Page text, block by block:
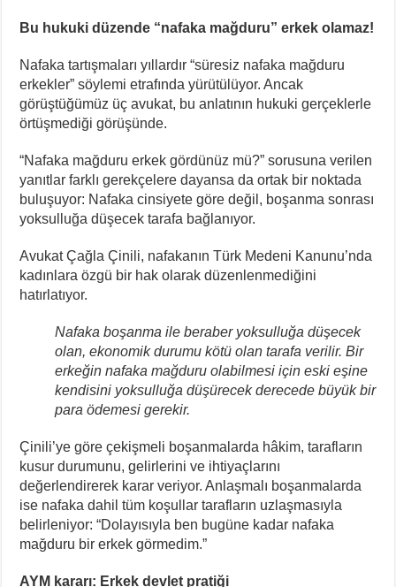
Bu hukuki düzende “nafaka mağduru” erkek olamaz!
Nafaka tartışmaları yıllardır “süresiz nafaka mağduru
erkekler” söylemi etrafında yürütülüyor. Ancak
görüştüğümüz üç avukat, bu anlatının hukuki gerçeklerle
örtüşmediği görüşünde.
“Nafaka mağduru erkek gördünüz mü?” sorusuna verilen
yanıtlar farklı gerekçelere dayansa da ortak bir noktada
buluşuyor: Nafaka cinsiyete göre değil, boşanma sonrası
yoksulluğa düşecek tarafa bağlanıyor.
Avukat Çağla Çinili, nafakanın Türk Medeni Kanunu’nda
kadınlara özgü bir hak olarak düzenlenmediğini
hatırlatıyor.
Nafaka boşanma ile beraber yoksulluğa düşecek
olan, ekonomik durumu kötü olan tarafa verilir. Bir
erkeğin nafaka mağduru olabilmesi için eski eşine
kendisini yoksulluğa düşürecek derecede büyük bir
para ödemesi gerekir.
Çinili’ye göre çekişmeli boşanmalarda hâkim, tarafların
kusur durumunu, gelirlerini ve ihtiyaçlarını
değerlendirerek karar veriyor. Anlaşmalı boşanmalarda
ise nafaka dahil tüm koşullar tarafların uzlaşmasıyla
belirleniyor: “Dolayısıyla ben bugüne kadar nafaka
mağduru bir erkek görmedim.”
AYM kararı: Erkek devlet pratiği